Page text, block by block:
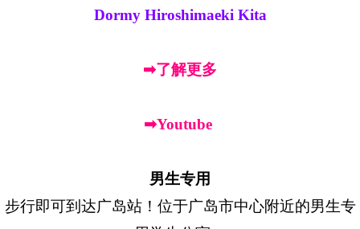
Dormy Hiroshimaeki Kita
➡了解更多
➡Youtube
男生专用
步行即可到达广岛站！位于广岛市中心附近的男生专